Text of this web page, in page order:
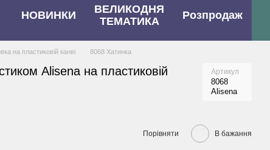
НОВИНКИ
ВЕЛИКОДНЯ
ТЕМАТИКА
Розпродаж
на пластиковій канві 8068 Хатинка
Alisena на пластиковій
Артикул
8068
Alisena
Порівняти В бажання